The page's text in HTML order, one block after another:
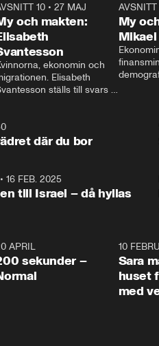
10 •27 MAJ
och makten:
ekonomin och
Elisabeth
ställs till svars
My
1:06
där du bor
16 FEB. 2025
till Israel – då hyllas
APRIL
sekunder –
10
Sara
huset
med